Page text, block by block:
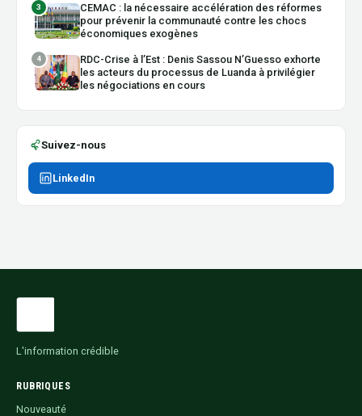
3
CEMAC : la nécessaire accélération des réformes
pour prévenir la communauté contre les chocs
économiques exogènes
4
RDC-Crise à l’Est : Denis Sassou N’Guesso exhorte
les acteurs du processus de Luanda à privilégier
les négociations en cours
Suivez-nous
LinkedIn
L'information crédible
RUBRIQUES
Nouveauté